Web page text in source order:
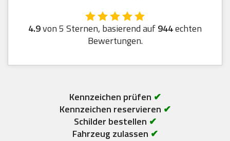
4.9von 5 Sternen, basierend auf944echten
Bewertungen.
Kennzeichen prüfen ✔
Kennzeichen reservieren ✔
Schilder bestellen ✔
Fahrzeug zulassen ✔